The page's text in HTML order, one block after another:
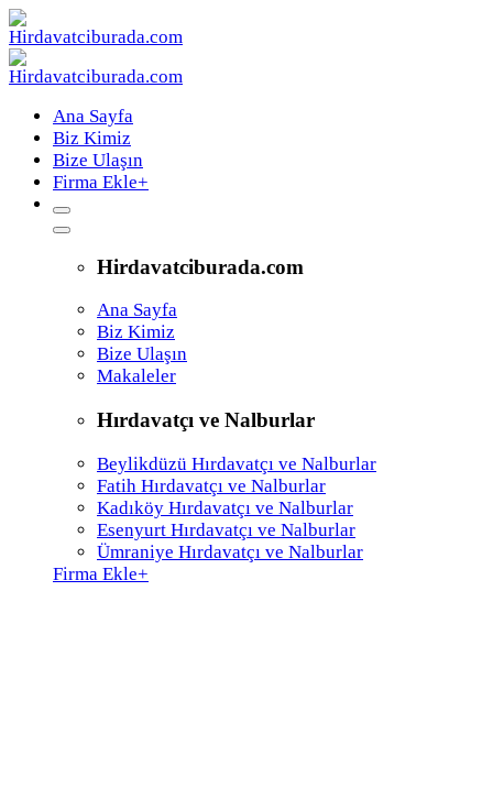
Ana Sayfa
Biz Kimiz
Bize Ulaşın
Firma Ekle+
Hirdavatciburada.com
Ana Sayfa
Biz Kimiz
Bize Ulaşın
Makaleler
Hırdavatçı ve Nalburlar
Beylikdüzü Hırdavatçı ve Nalburlar
Fatih Hırdavatçı ve Nalburlar
Kadıköy Hırdavatçı ve Nalburlar
Esenyurt Hırdavatçı ve Nalburlar
Ümraniye Hırdavatçı ve Nalburlar
Firma Ekle+